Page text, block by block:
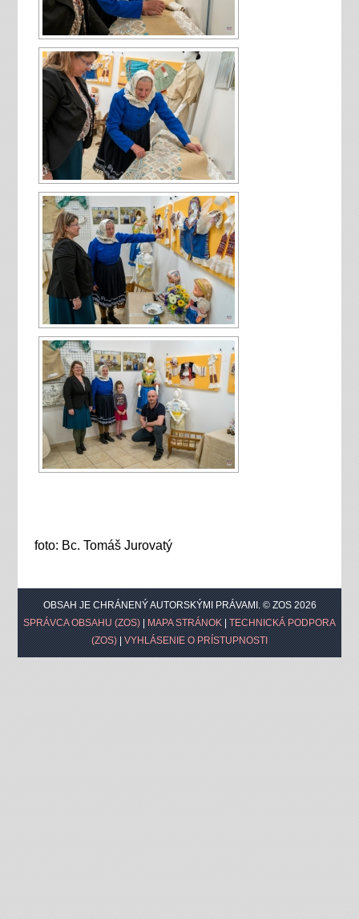
foto: Bc. Tomáš Jurovatý
OBSAH JE CHRÁNENÝ AUTORSKÝMI PRÁVAMI. © ZOS 2026
SPRÁVCA OBSAHU (ZOS)
MAPA STRÁNOK
TECHNICKÁ PODPORA
(ZOS)
VYHLÁSENIE O PRÍSTUPNOSTI